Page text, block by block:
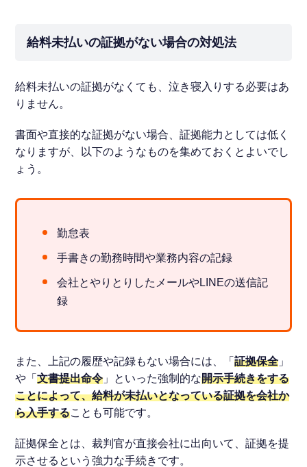
給料未払いの証拠がない場合の対処法
給料未払いの証拠がなくても、泣き寝入りする必要はあ
りません。
書面や直接的な証拠がない場合、証拠能力としては低く
なりますが、以下のようなものを集めておくとよいでし
ょう。
勤怠表
手書きの勤務時間や業務内容の記録
会社とやりとりしたメールやLINEの送信記
録
また、上記の履歴や記録もない場合には、「証拠保全 」
や「文書提出命令 」といった強制的な開示手続きをする
ことによって、給料が未払いとなっている証拠を会社か
ら入手することも可能です。
証拠保全とは、裁判官が直接会社に出向いて、証拠を提
示させるという強力な手続きです。